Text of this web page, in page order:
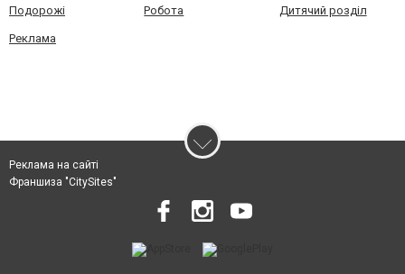
Подорожі Робота Дитячий розділ
Реклама
Реклама на сайті
Франшиза "CitySites"